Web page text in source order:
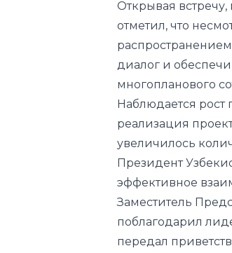
диалог и
многопланового
Наблюдается рост
реализация
увеличилось
Президент
эффективное
Заместитель
поблагодарил
передал
Российской
Правительства
В ходе встречи